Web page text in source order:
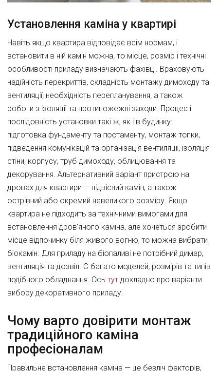
Установлення каміна у квартирі
Навіть якщо квартира відповідає всім нормам, і
встановити в ній камін можна, то місце, розмір і технічні
особливості приладу визначають фахівці. Враховують
надійність перекриттів, складність монтажу димоходу та
вентиляції, необхідність перепланування, а також
роботи з ізоляції та протипожежні заходи. Процес і
послідовність установки такі ж, як і в будинку:
підготовка фундаменту та постаменту, монтаж топки,
підведення комунікацій та організація вентиляції, ізоляція
стіни, корпусу, труб димоходу, облицювання та
декорування. Альтернативний варіант пристрою на
дровах для квартири — підвісний камін, а також
острівний або окремий невеликого розміру. Якщо
квартира не підходить за технічними вимогами для
встановлення дров’яного каміна, але хочеться зробити
місце відпочинку біля живого вогню, то можна вибрати
біокамін. Для приладу на біопаливі не потрібний димар,
вентиляція та дозвіл. Є багато моделей, розмірів та типів
подібного обладнання. Ось тут докладно про варіанти
вибору декоративного приладу.
Чому варто довірити монтаж
традиційного каміна
професіоналам
Правильне встановлення каміна — це безліч факторів,